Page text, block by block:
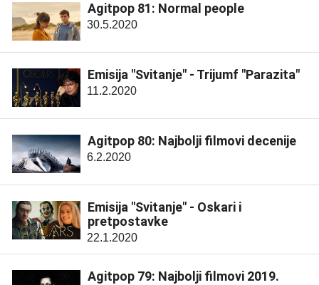
Agitpop 81: Normal people
30.5.2020
Emisija "Svitanje" - Trijumf "Parazita"
11.2.2020
Agitpop 80: Najbolji filmovi decenije
6.2.2020
Emisija "Svitanje" - Oskari i
pretpostavke
22.1.2020
Agitpop 79: Najbolji filmovi 2019.